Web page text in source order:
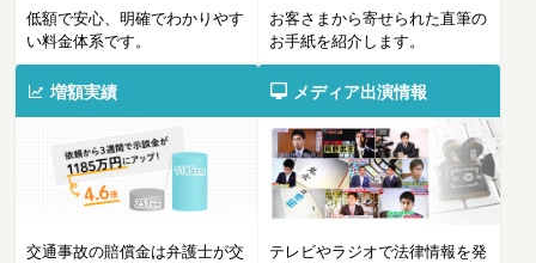
低額で安心、明確でわかりやす
い料金体系です。
お客さまから寄せられた直筆の
お手紙を紹介します。
増額実績
交通事故の賠償金は弁護士が交
メディア出演情報
テレビやラジオで法律情報を発